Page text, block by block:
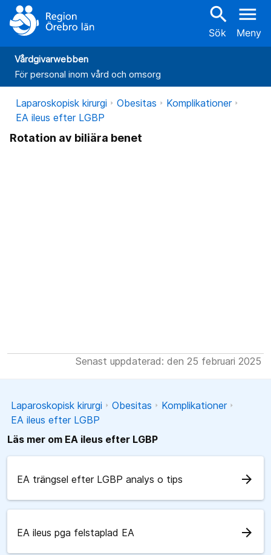
search
Sök
menu
Meny
Vårdgivarwebben
För personal inom vård och omsorg
Laparoskopisk kirurgi Obesitas
Komplikationer
EA ileus efter LGBP
Rotation av biliära benet
Senast uppdaterad: den 25 februari 2025
Laparoskopisk kirurgi Obesitas
Komplikationer
EA ileus efter LGBP
Läs mer om EA ileus efter LGBP
EA trängsel efter LGBP analys o tips arrow_forward
EA ileus pga felstaplad EA arrow_forward